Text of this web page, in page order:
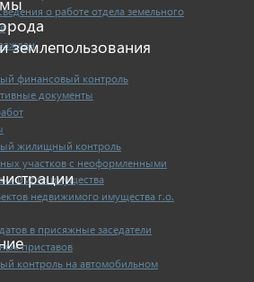
о работе отдела земельного
финансовый контроль
документы
жилищный контроль
участков с неоформленными
имущества
недвижимого имущества г.о.
в присяжные заседатели
приставов
контроль на автомобильном
землепользования